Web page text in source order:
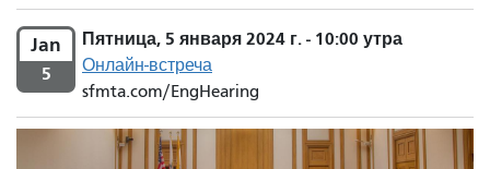
Jan
5
Пятница, 5 января 2024 г. - 10:00 утра
Онлайн-встреча
sfmta.com/EngHearing